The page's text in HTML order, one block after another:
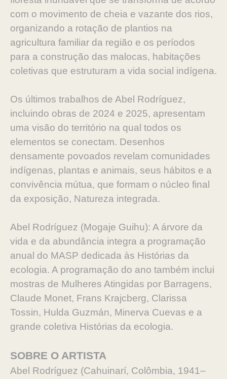
com o movimento de cheia e vazante dos rios,
organizando a rotação de plantios na
agricultura familiar da região e os períodos
para a construção das malocas, habitações
coletivas que estruturam a vida social indígena.
Os últimos trabalhos de Abel Rodríguez,
incluindo obras de 2024 e 2025, apresentam
uma visão do território na qual todos os
elementos se conectam. Desenhos
densamente povoados revelam comunidades
indígenas, plantas e animais, seus hábitos e a
convivência mútua, que formam o núcleo final
da exposição, Natureza integrada.
Abel Rodríguez (Mogaje Guihu): A árvore da
vida e da abundância integra a programação
anual do MASP dedicada às Histórias da
ecologia. A programação do ano também inclui
mostras de Mulheres Atingidas por Barragens,
Claude Monet, Frans Krajcberg, Clarissa
Tossin, Hulda Guzmán, Minerva Cuevas e a
grande coletiva Histórias da ecologia.
SOBRE O ARTISTA
Abel Rodríguez (Cahuinarí, Colômbia, 1941–